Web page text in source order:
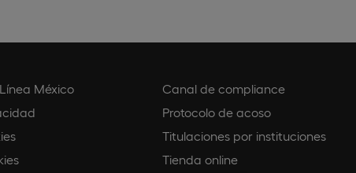
México
Canal de compliance
Protocolo de acoso
Titulaciones por instituciones
Tienda online